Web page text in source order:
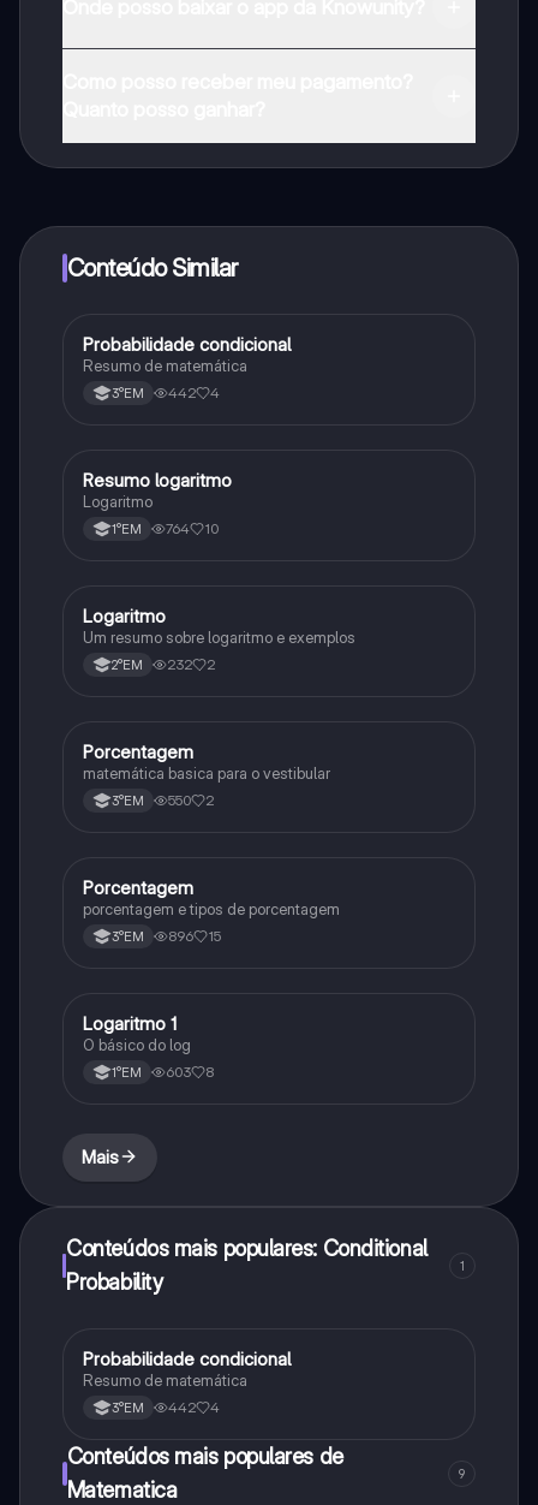
Conteúdo Similar
Matematica
Probabilidade condicional
Resumo de matemática
3°EM 442 4
Matematica
Resumo logaritmo
Logaritmo
1°EM 764 10
Matematica
Logaritmo
Um resumo sobre logaritmo e exemplos
2°EM 232 2
Matematica
Porcentagem
matemática basica para o vestibular
3°EM 550 2
Matematica
Porcentagem
porcentagem e tipos de porcentagem
3°EM 896 15
Matematica
Logaritmo 1
O básico do log
1°EM 603 8
Mais
Conteúdos mais populares: Conditional
Probability
1
Matematica
Probabilidade condicional
Resumo de matemática
3°EM 442 4
Conteúdos mais populares de
Matematica
9